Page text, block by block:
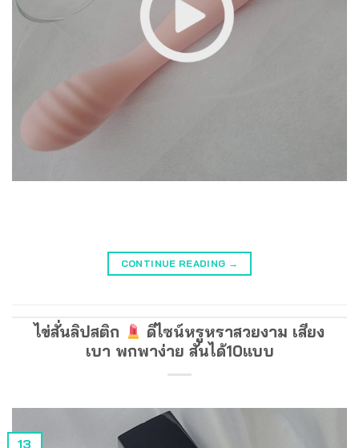
CONTINUE READING →
ไข่สั่นลิปสติก
ดีไซน์หรูหราสวยงาม เสียง
เบา พกพาง่าย สั่นได้10แบบ
13